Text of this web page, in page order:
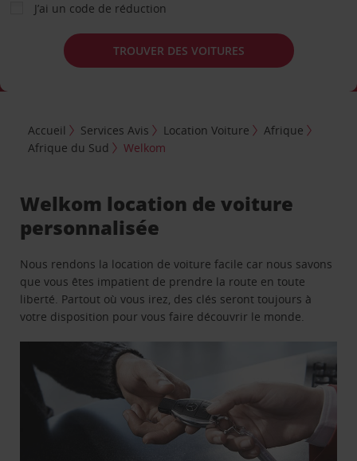
J’ai un code de réduction
TROUVER DES VOITURES
Accueil Services Avis Location Voiture
Afrique
Afrique du Sud
Welkom
Welkom location de voiture
personnalisée
Nous rendons la location de voiture facile car nous savons
que vous êtes impatient de prendre la route en toute
liberté. Partout où vous irez, des clés seront toujours à
votre disposition pour vous faire découvrir le monde.